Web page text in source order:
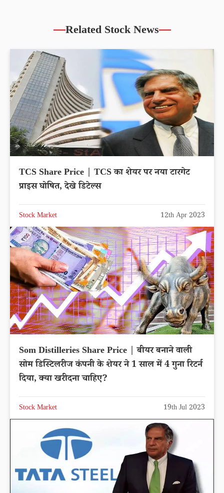
Related Stock News
TCS Share Price | TCS का शेयर पर नया टारगेट
प्राइस घोषित, देखे डिटेल्स
Stock Market 12th Apr 2023
Som Distilleries Share Price | बीयर बनाने वाली
सोम डिस्टिलरीज कंपनी के शेयर ने 1 साल में 4 गुना रिटर्न
दिया, क्या खरीदना चाहिए?
Stock Market 19th Jul 2023